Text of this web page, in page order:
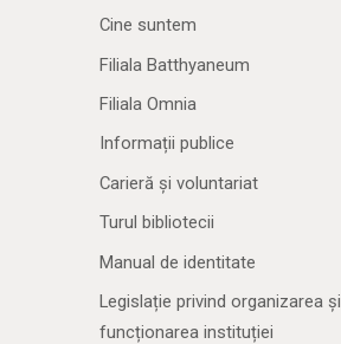
Cine suntem
Filiala Batthyaneum
Filiala Omnia
Informații publice
Carieră și voluntariat
Turul bibliotecii
Manual de identitate
Legislație privind organizarea și
funcționarea instituției